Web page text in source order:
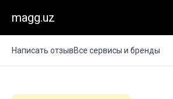
magg.uz
Написать отзывВсе сервисы и бренды